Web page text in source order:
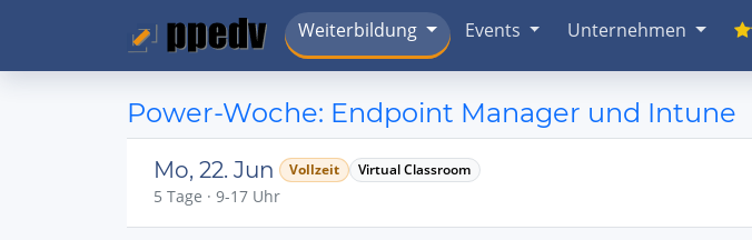
Weiterbildung Events Unternehmen
Power-Woche: Endpoint Manager und Intune
Mo, 22. Jun Vollzeit Virtual Classroom
5 Tage · 9-17 Uhr